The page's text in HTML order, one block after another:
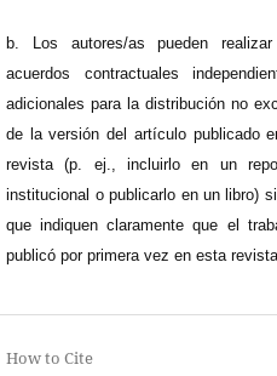
b. Los autores/as pueden
acuerdos contractuales
adicionales para la distribución no
de la versión del artículo publicado
revista (p. ej., incluirlo en un
institucional o publicarlo en un libro)
que indiquen claramente que el
publicó por primera vez en esta
How to Cite